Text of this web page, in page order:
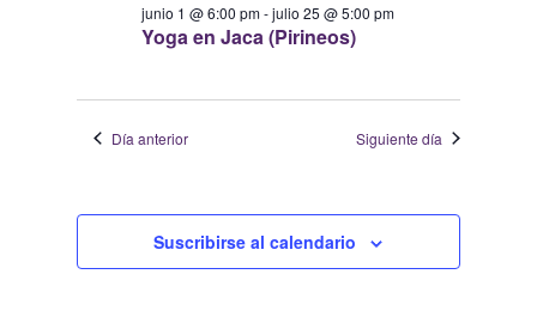
Yoga en Jaca (Pirineos)
junio 1 @ 6:00 pm-julio 25 @ 5:00 pm
Día anterior Siguiente día
Suscribirse al calendario